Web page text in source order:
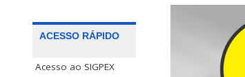
ACESSO RÁPIDO
Acesso ao SIGPEX